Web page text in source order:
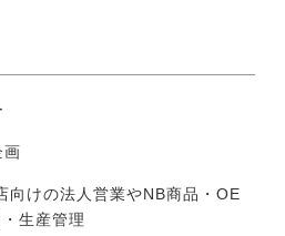
画
向けの法人営業やNB商品・OE
生産管理